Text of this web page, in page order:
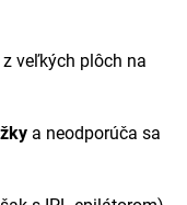
veľkých plôch na
a neodporúča sa